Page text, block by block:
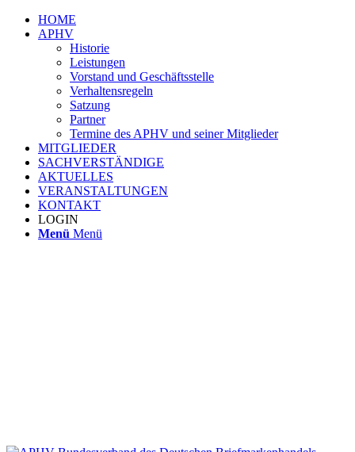
HOME
APHV
Historie
Leistungen
Vorstand und Geschäftsstelle
Verhaltensregeln
Satzung
Partner
Termine des APHV und seiner Mitglieder
MITGLIEDER
SACHVERSTÄNDIGE
AKTUELLES
VERANSTALTUNGEN
KONTAKT
LOGIN
Menü Menü